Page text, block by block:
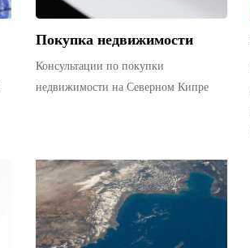
Покупка недвижимости
Консультации по покупки
недвижимости на Северном Кипре